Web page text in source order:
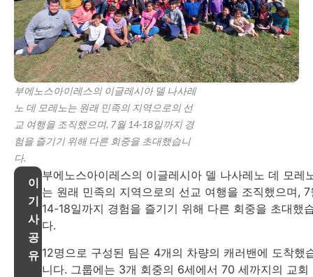
부에노스아이레스의 이글레시아 델 나사레
노 데 모레노는 원래 민족의 지역으로의 선
교 여행을 조직했으며, 7월 14-18일까지 경
험을 즐기기 위해 다른 회중을 초대했습니
다.
이
기
사
공
유
부에노스아이레스의 이글레시아 델 나사레노 데 모레
는 원래 민족의 지역으로의 선교 여행을 조직했으며, 7
14-18일까지 경험을 즐기기 위해 다른 회중을 초대했
다.
12명으로 구성된 팀은 4개의 차량의 캐러밴에 도착했
니다. 그룹에는 3개 회중의 6세에서 70 세까지의 교회